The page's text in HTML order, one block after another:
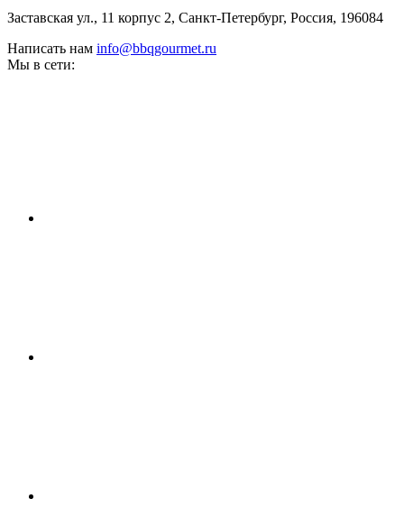
Заставская ул., 11 корпус 2, Санкт-Петербург, Россия, 196084
Написать нам info@bbqgourmet.ru
Мы в сети: